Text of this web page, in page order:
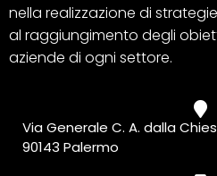
nella realizzazione di
al raggiungimento degli
aziende di ogni settore.
Via Generale C. A. dalla
90143 Palermo